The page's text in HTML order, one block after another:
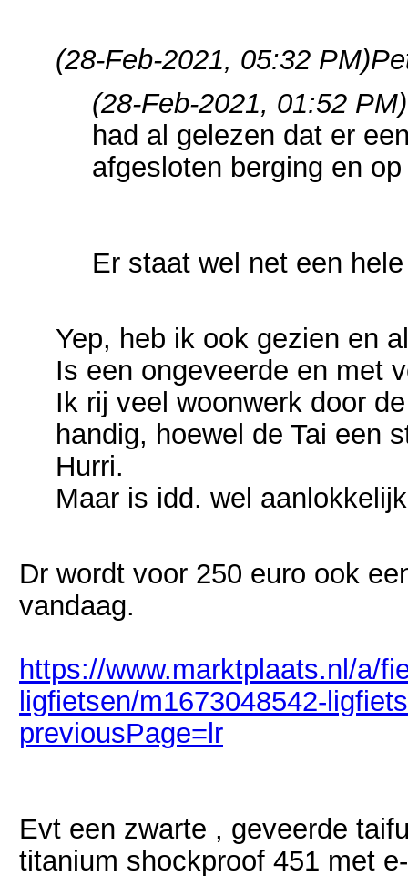
(28-Feb-2021, 05:32 PM)
(28-Feb-2021, 01:52 PM)
had al gelezen dat er
afgesloten berging en
Er staat wel net een
Yep, heb ik ook gezien en
Is een ongeveerde en met
Ik rij veel woonwerk door
handig, hoewel de Tai een
Hurri.
Maar is idd. wel
Dr wordt voor 250 euro ook
vandaag.
https://www.marktplaats.nl/a/
ligfietsen/m1673048542-
previousPage=lr
Evt een zwarte , geveerde
titanium shockproof 451 met